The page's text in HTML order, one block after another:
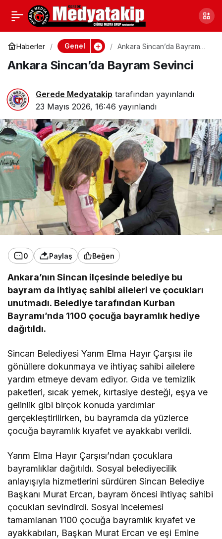
Haberler Genel
Ankara Sincan’da Bayram
Ankara Sincan’da Bayram Sevinci
Gerede Medyatakip tarafından yayınlandı
23 Mayıs 2026, 16:46 yayınlandı
0 Paylaş Beğen
Ankara’nın Sincan ilçesinde belediye bu
bayram da ihtiyaç sahibi aileleri ve çocukları
unutmadı. Belediye tarafından Kurban
Bayramı’nda 1100 çocuğa bayramlık hediye
dağıtıldı.
Sincan Belediyesi Yarım Elma Hayır Çarşısı ile
gönüllere dokunmaya ve ihtiyaç sahibi ailelere
yardım etmeye devam ediyor. Gıda ve temizlik
paketleri, sıcak yemek, kırtasiye desteği, eşya ve
gelinlik gibi birçok konuda yardımlar
gerçekleştirilirken, bu bayramda da yüzlerce
çocuğa bayramlık kıyafet ve ayakkabı verildi.
Yarım Elma Hayır Çarşısı’ndan çocuklara
bayramlıklar dağıtıldı. Sosyal belediyecilik
anlayışıyla hizmetlerini sürdüren Sincan Belediye
Başkanı Murat Ercan, bayram öncesi ihtiyaç sahibi
çocukları sevindirdi. Sosyal incelemesi
tamamlanan 1100 çocuğa bayramlık kıyafet ve
ayakkabıları, Başkan Murat Ercan ve eşi Emine
Kastamonu İnebolu’da
Yaralı Yavru Karaca
Kurtarıldı
Paylaş